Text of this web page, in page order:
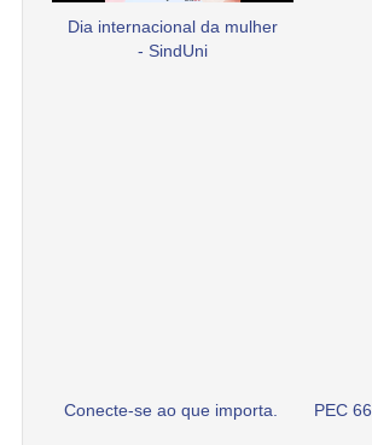
Dia internacional da mulher
- SindUni
Conecte-se ao que importa. PEC 66